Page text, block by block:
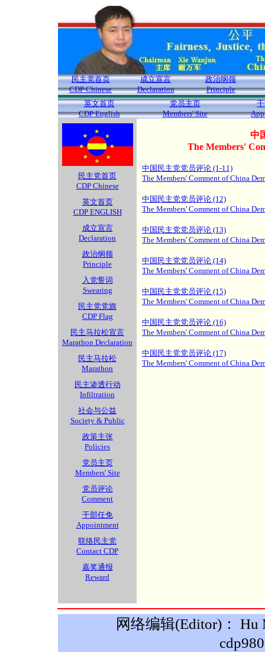
民主党首页
CDP Chinese
成立宣言
Declaration
政治纲领
Principle
英文首页
CDP English
党员主页
Members' Site
民主党首页
CDP Chinese
英文首页
CDP ENGLISH
成立宣言
Declaration
政治纲领
Principle
入党誓词
Swearing
民主党党旗
CDP Flag
民主马拉松宣言
Marathon Declaration
民主马拉松
Marathon
民主渗透行动
Infiltration
社会与公益
Society & Public
政策主张
Policies
党员主页
Members' Site
党员评论
Comment
干部任免
Appointment
联络民主党
Contact CDP
嘉奖通报
Reward
中
The Members'
中国民主党党员评论 (1-11)
The Members' Comment of China
中国民主党党员评论 (12)
The Members' Comment of China
中国民主党党员评论 (13)
The Members' Comment of China
中国民主党党员评论 (14)
The Members' Comment of China
中国民主党党员评论 (15)
The Members' Comment of China
中国民主党党员评论 (16)
The Members' Comment of China
中国民主党党员评论 (17)
The Members' Comment of China
网络编辑(Editor)：